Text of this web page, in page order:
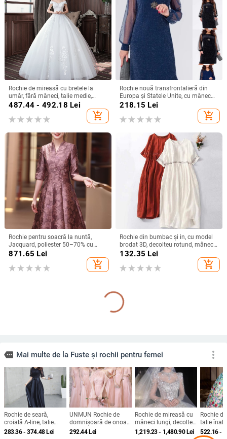
Rochie de mireasă cu bretele la
umăr, fără mâneci, talie medie,
fustă tutu, mătase Mulberry și
487.44 - 492.18 Lei
add_shopping_cart
Rochie nouă transfrontalieră din
Europa și Statele Unite, cu mânecă
lungă, plasă, cusături argintii, cu
guler rotund, industrie grea, fustă
elegantă de calitate la modă
218.15 Lei
add_shopping_cart
Rochie pentru soacră la nuntă,
Jacquard, poliester 50–70% cu
spandex <30%, lungime midi,
primăvara 2025, stil socialite
871.65 Lei
add_shopping_cart
Rochie din bumbac și in, cu model
brodat 3D, decolteu rotund, mâneci
scurte, talie lejeră, croială în linie A,
132.35 Lei
add_shopping_cart
Rochie cu buline franceze Amazon
2025 de vară retro cu temperament
nou, talie subțire, fustă pentru femei
183.75Lei
add_shopping_cart
Rochie de seară din dantelă pentru
femei, decolteu off-shoulder, mâneci
scurte, croială în A, talie înaltă,
Lungă pentru petreceri
564.86Lei
add_shopping_cart